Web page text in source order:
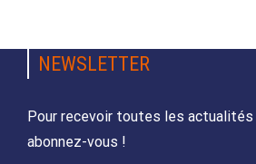
NEWSLETTER
Pour recevoir toutes les actualités
abonnez-vous !